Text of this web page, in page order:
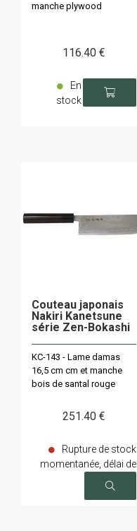
manche plywood
116.40 €
En
stock
Couteau japonais
Nakiri Kanetsune
série Zen-Bokashi
KC-143 - Lame damas
16,5 cm cm et manche
bois de santal rouge
251.40 €
Rupture de stock
momentanée, délai de
livraison sur demande